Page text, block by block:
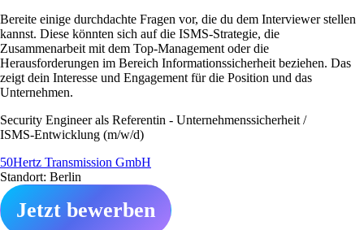
Bereite einige durchdachte Fragen vor, die du dem Interviewer stellen
kannst. Diese könnten sich auf die ISMS-Strategie, die
Zusammenarbeit mit dem Top-Management oder die
Herausforderungen im Bereich Informationssicherheit beziehen. Das
zeigt dein Interesse und Engagement für die Position und das
Unternehmen.
Security Engineer als Referentin - Unternehmenssicherheit /
ISMS‑Entwicklung (m/w/d)
50Hertz Transmission GmbH
Standort: Berlin
Jetzt bewerben